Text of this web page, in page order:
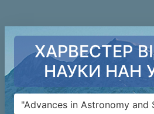
ХАРВЕСТЕР
НАУКИ НАН